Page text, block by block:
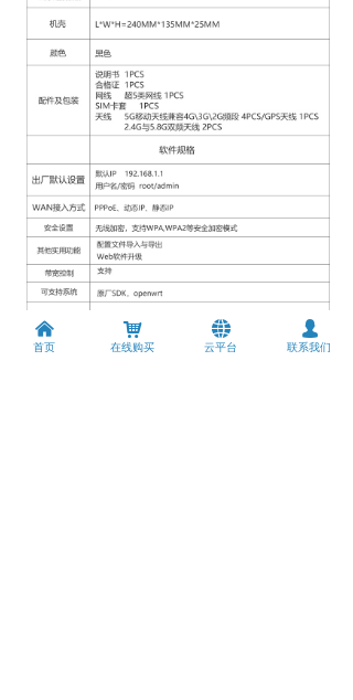
낀
首页
낙
在线购买
뀁
云平台
넙
联系我们